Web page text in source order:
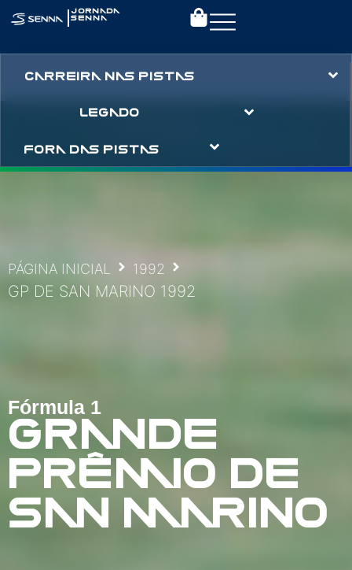
| JORNADA
SENNA
CARREIRA NAS PISTAS
LEGADO
FORA DAS PISTAS
PÁGINA INICIAL 1992
GP DE SAN MARINO 1992
Fórmula 1
GRANDE
PRÊMIO DE
SAN MARINO